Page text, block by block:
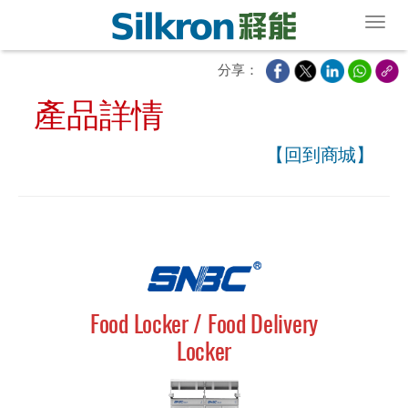
分享：
產品詳情
【回到商城】
Food Locker / Food Delivery
Locker